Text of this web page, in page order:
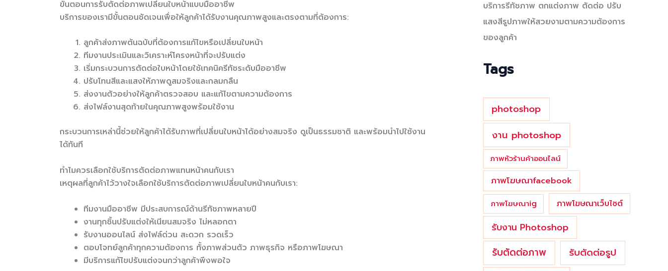
ขั้นตอนการรับตัดต่อภาพเปลี่ยนใบหน้าแบบมืออาชีพ
บริการของเรามีขั้นตอนชัดเจนเพื่อให้ลูกค้าได้รับงานคุณภาพสูงและตรงตามที่ต้องการ:
ลูกค้าส่งภาพต้นฉบับที่ต้องการแก้ไขหรือเปลี่ยนใบหน้า
ทีมงานประเมินและวิเคราะห์โครงหน้าที่จะปรับแต่ง
เริ่มกระบวนการตัดต่อใบหน้าโดยใช้เทคนิครีทัชระดับมืออาชีพ
ปรับโทนสีและแสงให้ภาพดูสมจริงและกลมกลืน
ส่งงานตัวอย่างให้ลูกค้าตรวจสอบ และแก้ไขตามความต้องการ
ส่งไฟล์งานสุดท้ายในคุณภาพสูงพร้อมใช้งาน
กระบวนการเหล่านี้ช่วยให้ลูกค้าได้รับภาพที่เปลี่ยนใบหน้าได้อย่างสมจริง ดูเป็นธรรมชาติ และพร้อมนำไปใช้งาน
ได้ทันที
ทำไมควรเลือกใช้บริการตัดต่อภาพแทนหน้าคนกับเรา
เหตุผลที่ลูกค้าไว้วางใจเลือกใช้บริการตัดต่อภาพเปลี่ยนใบหน้าคนกับเรา:
ทีมงานมืออาชีพ มีประสบการณ์ด้านรีทัชภาพหลายปี
งานทุกชิ้นปรับแต่งให้เนียนสมจริง ไม่หลอกตา
รับงานออนไลน์ ส่งไฟล์ด่วน สะดวก รวดเร็ว
ตอบโจทย์ลูกค้าทุกความต้องการ ทั้งภาพส่วนตัว ภาพธุรกิจ หรือภาพโฆษณา
มีบริการแก้ไขปรับแต่งจนกว่าลูกค้าพึงพอใจ
r
บริการรีทัชภาพ ตกแต่งภาพ ตัดต่อ ปรับ
แสงสีรูปภาพให้สวยงามตามความต้องการ
ของลูกค้า
Tags
photoshop
งาน photoshop
ภาพหัวร้านค้าออนไลน์
ภาพโฆษณาfacebook
ภาพโฆษณาig ภาพโฆษณาเว็บไซต์
รับงาน Photoshop
รับตัดต่อภาพ รับตัดต่อรูป